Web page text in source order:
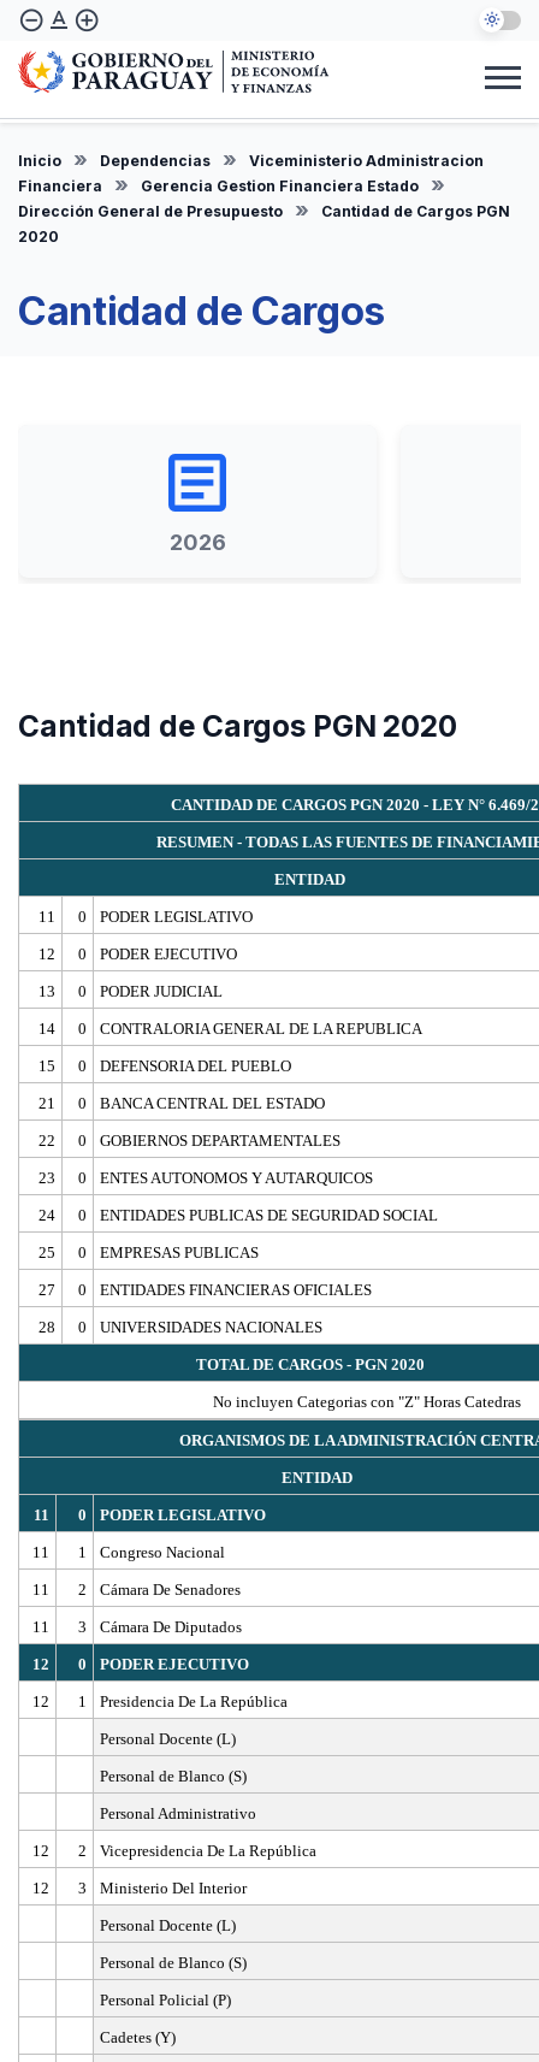
Pasar
contenido
principal
remove_circle_outline text_format add_circle_outline
Inicio Dependencias
Viceministerio Administracion
Financiera
Gerencia Gestion Financiera Estado
Dirección General de Presupuesto
Cantidad de Cargos PGN
2020
Cantidad de Cargos
article
2026
Cantidad de Cargos PGN 2020
CANTIDAD DE CARGOS PGN 2020 - LEY N° 6.469/
RESUMEN - TODAS LAS FUENTES DE
ENTIDAD
11 0 PODER LEGISLATIVO
12 0 PODER EJECUTIVO
13 0 PODER JUDICIAL
14 0 CONTRALORIA GENERAL DE LA REPUBLICA
15 0 DEFENSORIA DEL PUEBLO
21 0 BANCA CENTRAL DEL ESTADO
22 0 GOBIERNOS DEPARTAMENTALES
23 0 ENTES AUTONOMOS Y AUTARQUICOS
24 0 ENTIDADES PUBLICAS DE SEGURIDAD SOCIAL
25 0 EMPRESAS PUBLICAS
27 0 ENTIDADES FINANCIERAS OFICIALES
28 0 UNIVERSIDADES NACIONALES
TOTAL DE CARGOS - PGN 2020
No incluyen Categorias con "Z" Horas Catedras
ORGANISMOS DE LA ADMINISTRACIÓN
ENTIDAD
11 0 PODER LEGISLATIVO
11 1 Congreso Nacional
11 2 Cámara De Senadores
11 3 Cámara De Diputados
12 0 PODER EJECUTIVO
12 1 Presidencia De La República
Personal Docente (L)
Personal de Blanco (S)
Personal Administrativo
12 2 Vicepresidencia De La República
12 3 Ministerio Del Interior
Personal Docente (L)
Personal de Blanco (S)
Personal Policial (P)
Cadetes (Y)